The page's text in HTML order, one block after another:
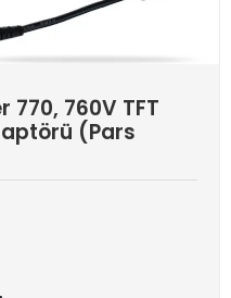
760V TFT
(Pars